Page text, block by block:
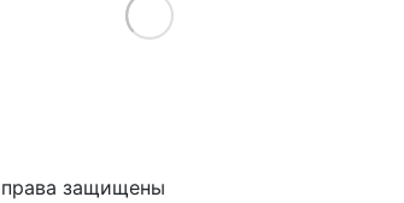
Load More
защищены